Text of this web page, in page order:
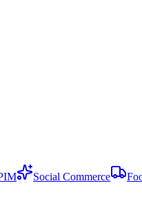
Social Commerce